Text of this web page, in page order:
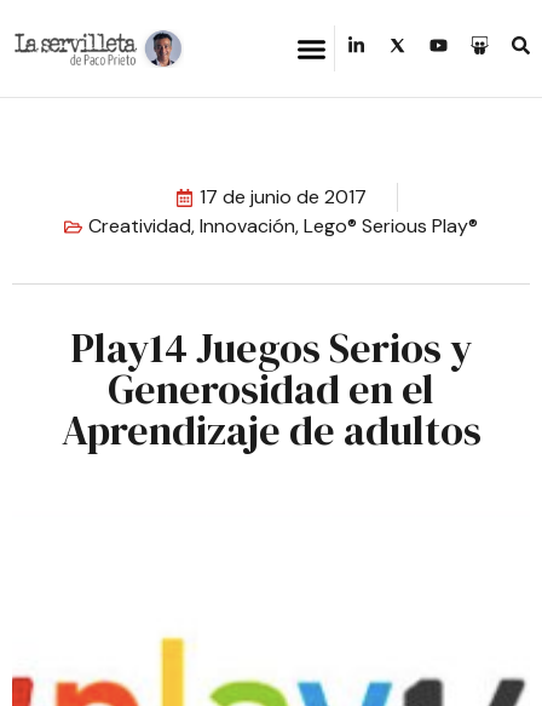
17 de junio de 2017
Creatividad,Innovación,Lego® Serious Play®
Play14 Juegos Serios y
Generosidad en el
Aprendizaje de adultos